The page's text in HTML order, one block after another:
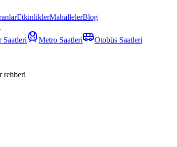
EtkinliklerMahallelerBlog
Saatleri Metro Saatleri
Otobüs Saatleri
rehberi